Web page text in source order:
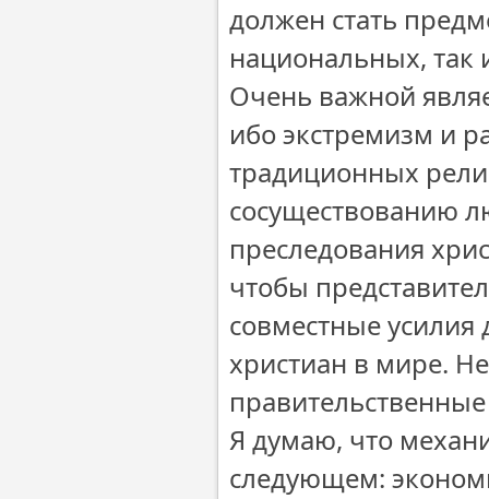
должен стать
национальных, так
Очень важной
ибо экстремизм и
традиционных
сосуществованию
преследования
чтобы
совместные
христиан в мире.
Я думаю, что
следующем: